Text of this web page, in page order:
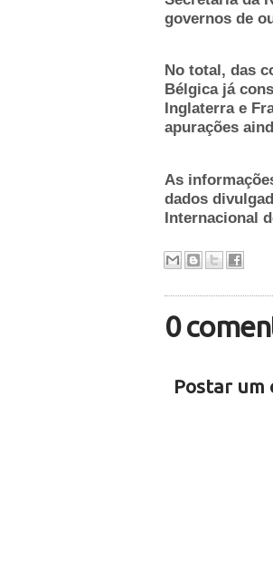
governos de
No total, das
Bélgica já
Inglaterra e
apurações
As
dados
Internacional
0
Postar um